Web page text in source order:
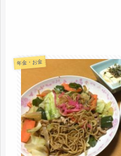
年金・お金